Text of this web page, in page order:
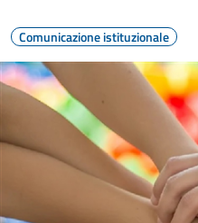
Comunicazione istituzionale